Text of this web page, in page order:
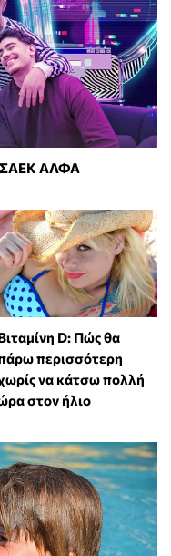
ΣΑΕΚ ΑΛΦΑ
D: Πώς θα
περισσότερη
να κάτσω πολλή
στον ήλιο